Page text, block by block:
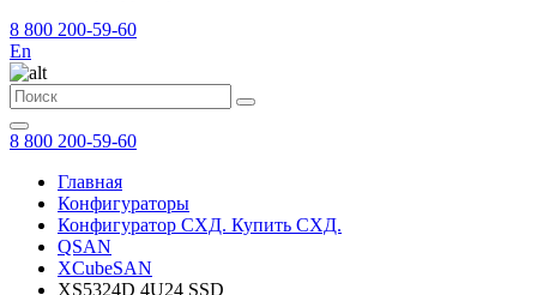
8 800 200-59-60
En
8 800 200-59-60
Главная
Конфигураторы
Конфигуратор СХД. Купить СХД.
QSAN
XCubeSAN
XS5324D 4U24 SSD